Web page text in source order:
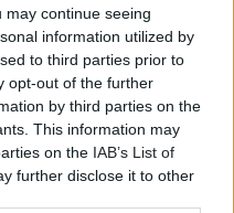
continue seeing
information utilized by
to third parties prior to
opt-out of the further
by third parties on the
This information may
on the IAB’s List of
further disclose it to other